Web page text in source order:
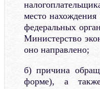
место нахождения
федеральных
Министерство
оно направлено;
б) причина
форме), а также